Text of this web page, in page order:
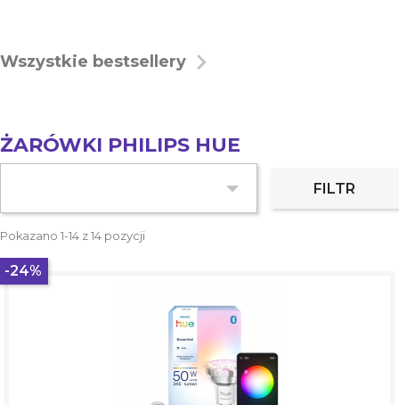
Wszystkie bestsellery 
ŻARÓWKI PHILIPS HUE
 FILTR
Pokazano 1-14 z 14 pozycji
-24%